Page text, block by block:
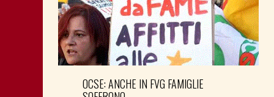
OCSE: ANCHE IN FVG FAMIGLIE